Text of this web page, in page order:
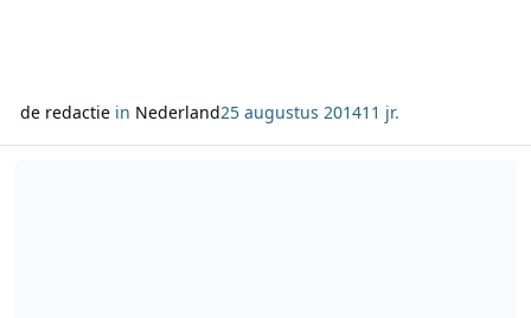
de redactiein Nederland25 augustus 201411 jr.